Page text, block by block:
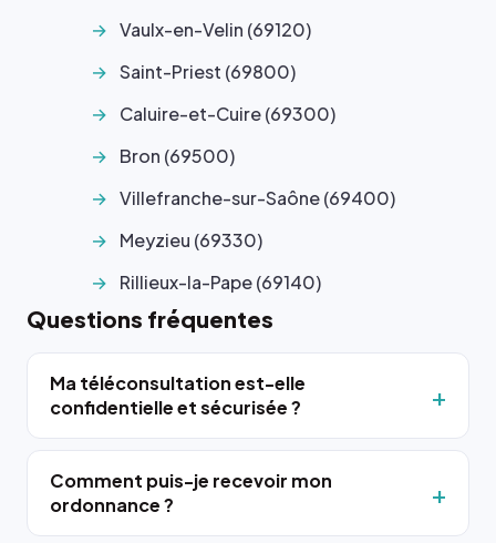
Vaulx-en-Velin (69120)
Saint-Priest (69800)
Caluire-et-Cuire (69300)
Bron (69500)
Villefranche-sur-Saône (69400)
Meyzieu (69330)
Rillieux-la-Pape (69140)
Questions fréquentes
Ma téléconsultation est-elle
confidentielle et sécurisée ?
Comment puis-je recevoir mon
ordonnance ?